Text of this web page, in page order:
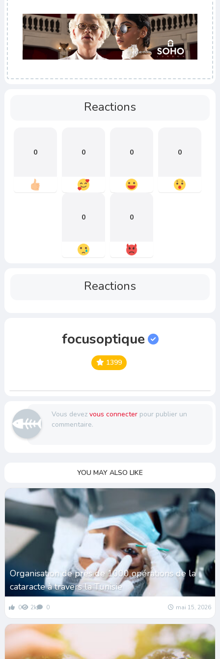
Reactions
0 0 0 0
0 0
Reactions
focusoptique
1399
Vous devez vous connecterpour publier un
commentaire.
YOU MAY ALSO LIKE
Organisation de près de 1000 opérations de la
cataracte à travers la Tunisie
0 2k 0 mai 15, 2026